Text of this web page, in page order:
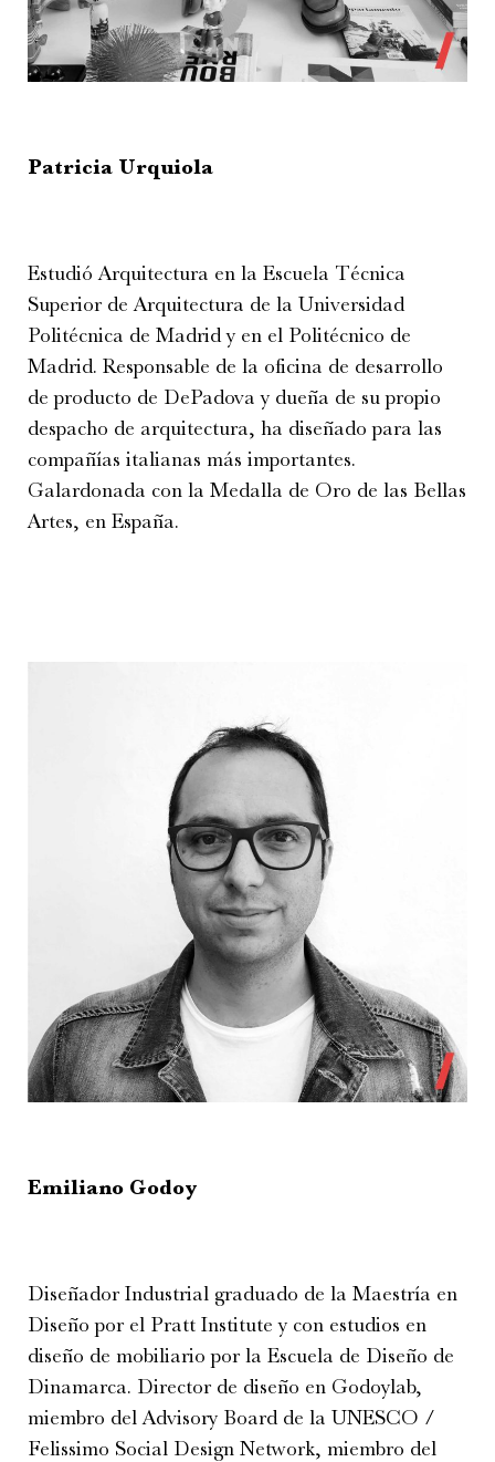
Patricia Urquiola
Estudió Arquitectura en la Escuela Técnica
Superior de Arquitectura de la Universidad
Politécnica de Madrid y en el Politécnico de
Madrid. Responsable de la oficina de desarrollo
de producto de DePadova y dueña de su propio
despacho de arquitectura, ha diseñado para las
compañías italianas más importantes.
Galardonada con la Medalla de Oro de las Bellas
Artes, en España.
Emiliano Godoy
Diseñador Industrial graduado de la Maestría en
Diseño por el Pratt Institute y con estudios en
diseño de mobiliario por la Escuela de Diseño de
Dinamarca. Director de diseño en Godoylab,
miembro del Advisory Board de la UNESCO /
Felissimo Social Design Network, miembro del